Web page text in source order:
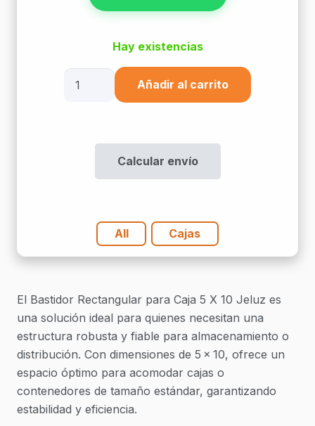
Hay existencias
Rectangular
cantidad
Añadir al carrito
Calcular envío
All Cajas
El Bastidor Rectangular para Caja 5 X 10 Jeluz es
una solución ideal para quienes necesitan una
estructura robusta y fiable para almacenamiento o
distribución. Con dimensiones de 5 × 10, ofrece un
espacio óptimo para acomodar cajas o
contenedores de tamaño estándar, garantizando
estabilidad y eficiencia.